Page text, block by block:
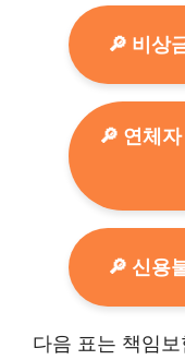
🔎 비상
🔎 연체
🔎 신용
다음 표는 책임